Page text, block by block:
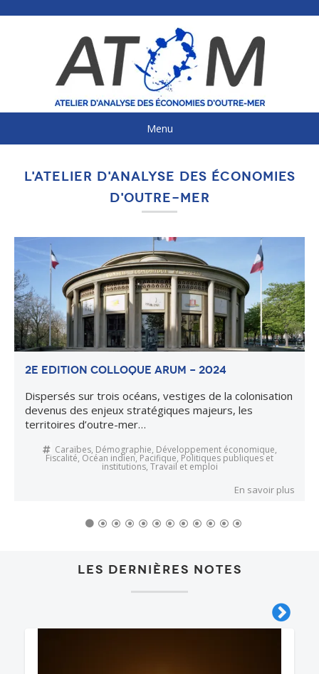
au
Menu
NAVIGATION
L'ATELIER D'ANALYSE DES ÉCONOMIES
D'OUTRE-MER
2e edition COLLOQUE ARUM - 2024
Dispersés sur trois océans, vestiges de la colonisation
devenus des enjeux stratégiques majeurs, les
territoires d’outre-mer…
Caraïbes, Démographie, Développement économique,
Fiscalité, Océan indien, Pacifique, Politiques publiques et
institutions, Travail et emploi
En savoir plus
Les dernières notes